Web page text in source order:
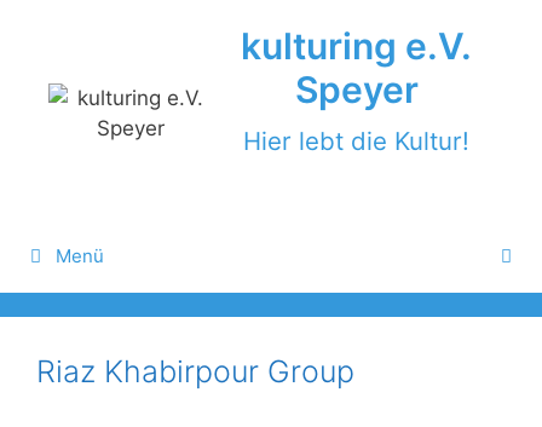
kulturing e.V.
Speyer
Hier lebt die Kultur!
Menü
Riaz Khabirpour Group